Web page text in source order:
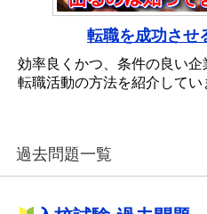
転職を成功させ
効率良くかつ、条件の良い
転職活動の方法を紹介してい
過去問題一覧